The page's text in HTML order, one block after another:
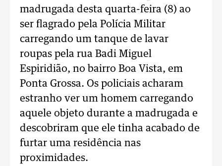
madrugada desta quarta-feira (8) ao
ser flagrado pela Polícia Militar
carregando um tanque de lavar
roupas pela rua Badi Miguel
Espiridião, no bairro Boa Vista, em
Ponta Grossa. Os policiais acharam
estranho ver um homem carregando
aquele objeto durante a madrugada e
descobriram que ele tinha acabado de
furtar uma residência nas
proximidades.